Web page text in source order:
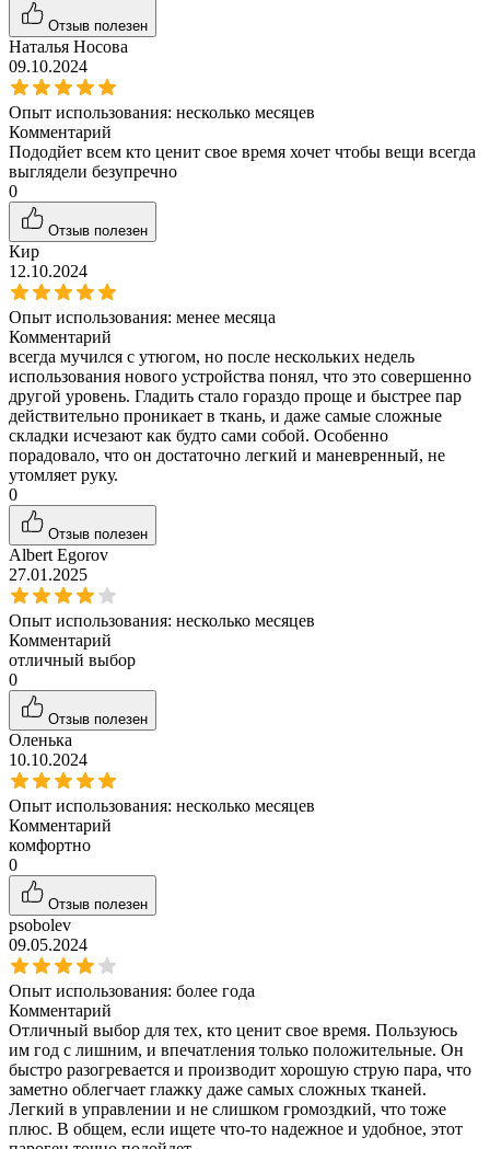
Отзыв полезен
Наталья Носова
09.10.2024
Опыт использования: несколько месяцев
Комментарий
Пододйет всем кто ценит свое время хочет чтобы вещи всегда
выглядели безупречно
0
Отзыв полезен
Кир
12.10.2024
Опыт использования: менее месяца
Комментарий
всегда мучился с утюгом, но после нескольких недель
использования нового устройства понял, что это совершенно
другой уровень. Гладить стало гораздо проще и быстрее пар
действительно проникает в ткань, и даже самые сложные
складки исчезают как будто сами собой. Особенно
порадовало, что он достаточно легкий и маневренный, не
утомляет руку.
0
Отзыв полезен
Albert Egorov
27.01.2025
Опыт использования: несколько месяцев
Комментарий
отличный выбор
0
Отзыв полезен
Оленька
10.10.2024
Опыт использования: несколько месяцев
Комментарий
комфортно
0
Отзыв полезен
psobolev
09.05.2024
Опыт использования: более года
Комментарий
Отличный выбор для тех, кто ценит свое время. Пользуюсь
им год с лишним, и впечатления только положительные. Он
быстро разогревается и производит хорошую струю пара, что
заметно облегчает глажку даже самых сложных тканей.
Легкий в управлении и не слишком громоздкий, что тоже
плюс. В общем, если ищете что-то надежное и удобное, этот